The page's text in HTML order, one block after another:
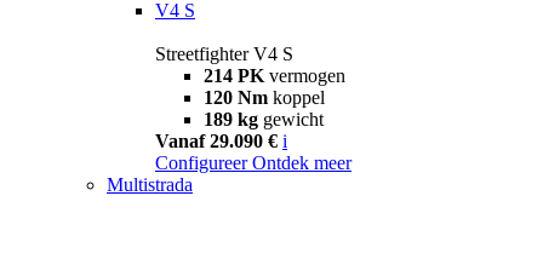
V4 S
Streetfighter V4 S
214 PK vermogen
120 Nm koppel
189 kg gewicht
Vanaf 29.090 € i
Configureer Ontdek meer
Multistrada